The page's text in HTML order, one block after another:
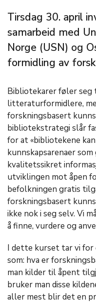
Tirsdag 30. april
samarbeid med
Norge (USN) og
formidling av
Bibliotekarer føler seg
litteraturformidlere,
forskningsbasert
bibliotekstrategi slår
for at «bibliotekene
kunnskapsarenaer
kvalitetssikret
utviklingen mot åpen
befolkningen gratis
forskningsbasert
ikke nok i seg selv. Vi
å finne, vurdere og
I dette kurset tar vi for
som: hva er
man kilder til åpent
bruker man disse
aller mest blir det en